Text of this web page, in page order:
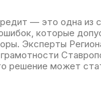
— это одна из
которые
Эксперты
решение может